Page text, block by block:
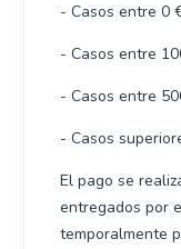
- Casos entre 0
- Casos entre
- Casos entre
- Casos
El pago se
entregados por
temporalmente